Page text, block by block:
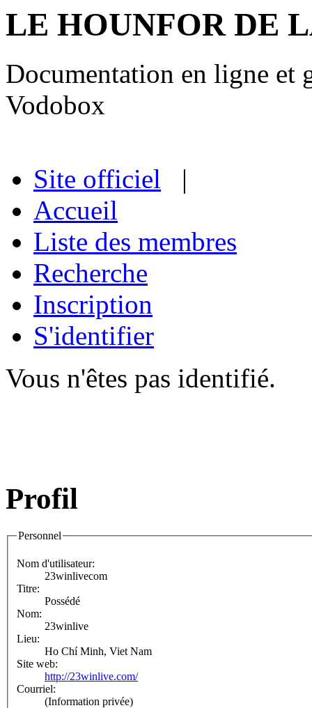
LE HOUNFOR DE
Documentation en ligne et
Vodobox
Site officiel |
Accueil
Liste des membres
Recherche
Inscription
S'identifier
Vous n'êtes pas identifié.
Profil
Personnel
Nom d'utilisateur:
23winlivecom
Titre:
Possédé
Nom:
23winlive
Lieu:
Ho Chí Minh, Viet Nam
Site web:
http://23winlive.com/
Courriel:
(Information privée)